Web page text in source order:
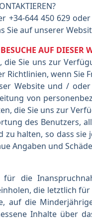
+34-644 450 629
Sie auf unserer
AUF DIESER
die Sie uns zur
Richtlinien, wenn Sie
Website und /
von
die Sie uns zur
des Benutzers,
zu halten, so dass
Angaben und
für die
die letztlich
auf die
Inhalte über